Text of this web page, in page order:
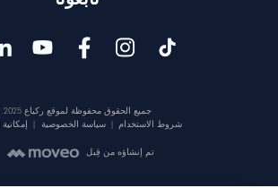
جميع الحقوق محفوظة لموقع ركياع 2025.
شروط الاستخدام
سياسة الخصوصية
تم إنشاؤه من قِبل